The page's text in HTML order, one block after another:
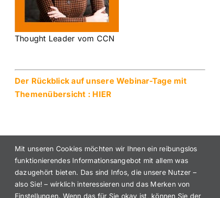
Thought Leader vom CCN
Der Rückblick auf unsere Webinar-Tage mit
Themenübersicht : HIER
Mit unseren Cookies möchten wir Ihnen ein reibungslos
funktionierendes Informationsangebot mit allem was
dazugehört bieten. Das sind Infos, die unsere Nutzer –
also Sie! – wirklich interessieren und das Merken von
Einstellungen. Wenn das für Sie okay ist, können Sie der